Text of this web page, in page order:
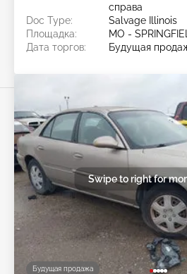
справа
Doc Type:
Salvage Illinois
Площадка:
MO -
Дата торгов:
Будущая
Будущая продажа
Swipe to right for